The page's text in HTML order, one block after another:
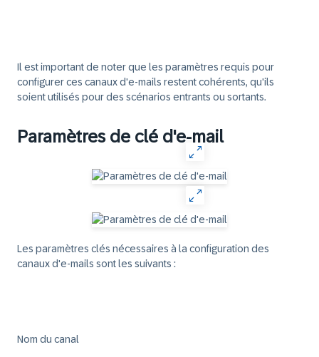
Il est important de noter que les paramètres requis pour
configurer ces canaux d'e-mails restent cohérents, qu'ils
soient utilisés pour des scénarios entrants ou sortants.
Paramètres de clé d'e-mail
Les paramètres clés nécessaires à la configuration des
canaux d'e-mails sont les suivants :
Nom du canal